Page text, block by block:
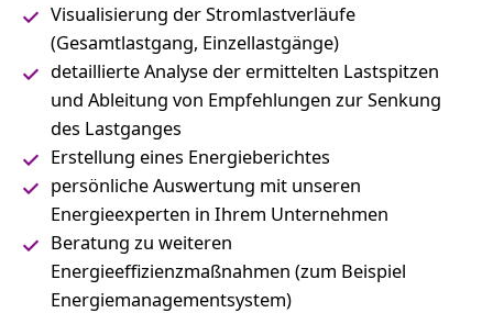
Visualisierung der Stromlastverläufe
(Gesamtlastgang, Einzellastgänge)
detaillierte Analyse der ermittelten Lastspitzen
und Ableitung von Empfehlungen zur Senkung
des Lastganges
Erstellung eines Energieberichtes
persönliche Auswertung mit unseren
Energieexperten in Ihrem Unternehmen
Beratung zu weiteren
Energieeffizienzmaßnahmen (zum Beispiel
Energiemanagementsystem)